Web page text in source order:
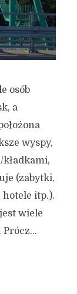
osób
a
wyspy,
kładkami,
(zabytki,
hotele itp.).
wiele